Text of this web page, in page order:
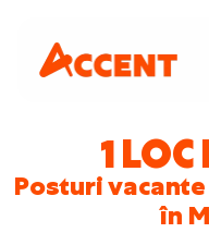
1
Posturi
în